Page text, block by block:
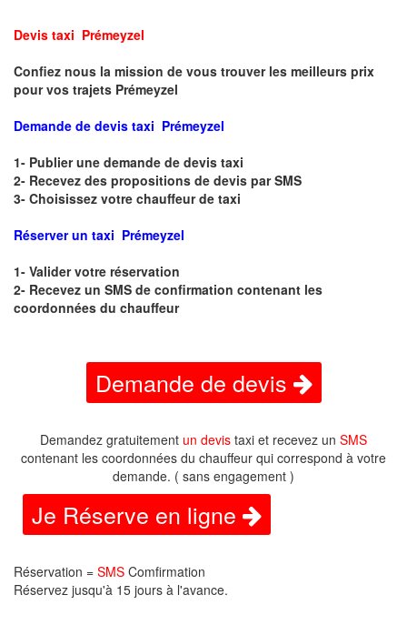
Devis taxi Prémeyzel
Confiez nous la mission de vous trouver les meilleurs prix
pour vos trajets Prémeyzel
Demande de devis taxi Prémeyzel
1- Publier une demande de devis taxi
2- Recevez des propositions de devis par SMS
3- Choisissez votre chauffeur de taxi
Réserver un taxi Prémeyzel
1- Valider votre réservation
2- Recevez un SMS de confirmation contenant les
coordonnées du chauffeur
Demande de devis
Demandez gratuitement un devis taxi et recevez un SMS
contenant les coordonnées du chauffeur qui correspond à votre
demande. ( sans engagement )
Je Réserve en ligne
Réservation = SMS Comfirmation
Réservez jusqu'à 15 jours à l'avance.